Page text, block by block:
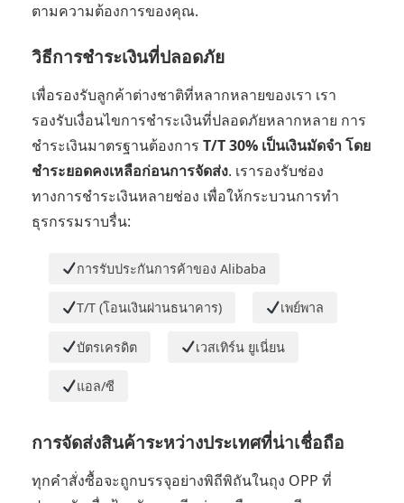
ตามความต้องการของคุณ.
วิธีการชำระเงินที่ปลอดภัย
เพื่อรองรับลูกค้าต่างชาติที่หลากหลายของเรา เรา
รองรับเงื่อนไขการชำระเงินที่ปลอดภัยหลากหลาย การ
ชำระเงินมาตรฐานต้องการ T/T 30% เป็นเงินมัดจำ โดย
ชำระยอดคงเหลือก่อนการจัดส่ง. เรารองรับช่อง
ทางการชำระเงินหลายช่อง เพื่อให้กระบวนการทำ
ธุรกรรมราบรื่น:
การรับประกันการค้าของ Alibaba
T/T (โอนเงินผ่านธนาคาร) เพย์พาล
บัตรเครดิต เวสเทิร์น ยูเนี่ยน
แอล/ซี
การจัดส่งสินค้าระหว่างประเทศที่น่าเชื่อถือ
ทุกคำสั่งซื้อจะถูกบรรจุอย่างพิถีพิถันในถุง OPP ที่